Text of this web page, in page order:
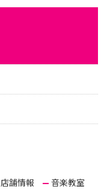
店舗情報
音楽教室